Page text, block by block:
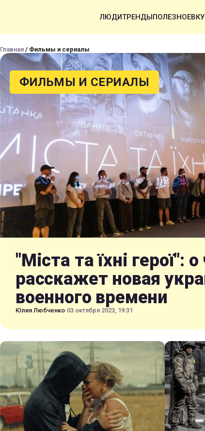
ЛЮДИТРЕНДЫПОЛЕЗНОЕ
Главная / Фильмы и сериалы
ФИЛЬМЫ И СЕРИАЛЫ
"Міста та їхні герої":
расскажет новая
военного времени
Юлия Любченко·03 октября 2023, 19:31